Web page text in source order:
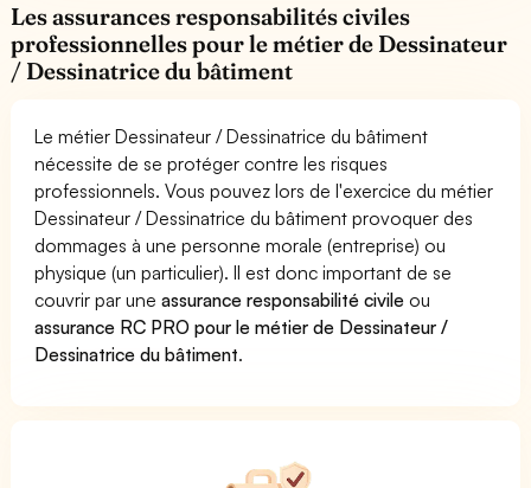
Les assurances responsabilités civiles
professionnelles pour le métier de Dessinateur
/ Dessinatrice du bâtiment
Le métier Dessinateur / Dessinatrice du bâtiment
nécessite de se protéger contre les risques
professionnels. Vous pouvez lors de l'exercice du métier
Dessinateur / Dessinatrice du bâtiment provoquer des
dommages à une personne morale (entreprise) ou
physique (un particulier). Il est donc important de se
couvrir par uneassurance responsabilité civile ou
assurance RC PRO pour le métier de Dessinateur /
Dessinatrice du bâtiment.